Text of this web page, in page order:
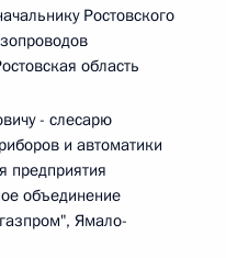
Ростовского
область
- слесарю
и автоматики
предприятия
объединение
Ямало-